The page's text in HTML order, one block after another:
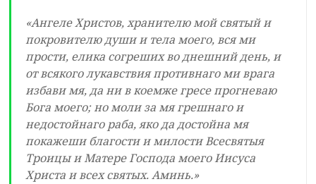
«Ангеле Христов, хранителю мой святый и
покровителю души и тела моего, вся ми
прости, елика согреших во днешний день, и
от всякого лукавствия противнаго ми врага
избави мя, да ни в коемже гресе прогневаю
Бога моего; но моли за мя грешнаго и
недостойнаго раба, яко да достойна мя
покажеши благости и милости Всесвятыя
Троицы и Матере Господа моего Иисуса
Христа и всех святых. Аминь.»